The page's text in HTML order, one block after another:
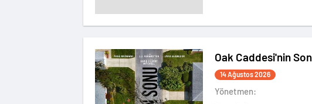
Oak Caddesi'nin
14 Ağustos 2026
Yönetmen: